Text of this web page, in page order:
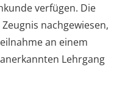
verfügen. Die
nachgewiesen,
an einem
Lehrgang